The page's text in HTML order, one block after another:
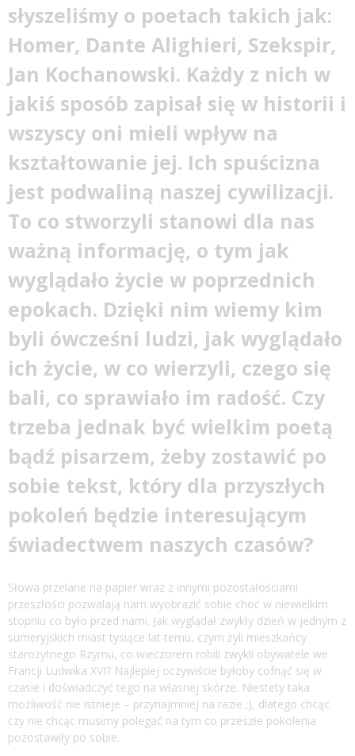
słyszeliśmy o poetach takich jak:
Homer, Dante Alighieri, Szekspir,
Jan Kochanowski. Każdy z nich w
jakiś sposób zapisał się w historii i
wszyscy oni mieli wpływ na
kształtowanie jej. Ich spuścizna
jest podwaliną naszej cywilizacji.
To co stworzyli stanowi dla nas
ważną informację, o tym jak
wyglądało życie w poprzednich
epokach. Dzięki nim wiemy kim
byli ówcześni ludzi, jak wyglądało
ich życie, w co wierzyli, czego się
bali, co sprawiało im radość. Czy
trzeba jednak być wielkim poetą
bądź pisarzem, żeby zostawić po
sobie tekst, który dla przyszłych
pokoleń będzie interesującym
świadectwem naszych czasów?
Słowa przelane na papier wraz z innymi pozostałościami
przeszłości pozwalają nam wyobrazić sobie choć w niewielkim
stopniu co było przed nami. Jak wyglądał zwykły dzień w jednym z
sumeryjskich miast tysiące lat temu, czym żyli mieszkańcy
starożytnego Rzymu, co wieczorem robili zwykli obywatele we
Francji Ludwika XVI? Najlepiej oczywiście byłoby cofnąć się w
czasie i doświadczyć tego na własnej skórze. Niestety taka
możliwość nie istnieje – przynajmniej na razie ;), dlatego chcąc
czy nie chcąc musimy polegać na tym co przeszłe pokolenia
pozostawiły po sobie.